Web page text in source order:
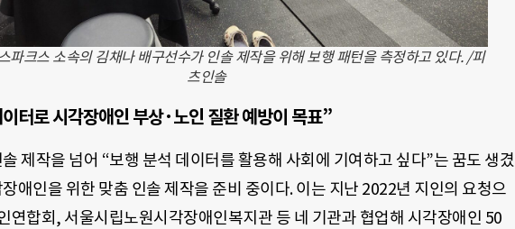
파크스 소속의 김채나 배구선수가 인솔 제작을 위해 보행 패턴을 측정하고 있다. /피
츠인솔
터로 시각장애인 부상·노인 질환 예방이 목표”
제작을 넘어 “보행 분석 데이터를 활용해 사회에 기여하고 싶다”는 꿈도 생겼
애인을 위한 맞춤 인솔 제작을 준비 중이다. 이는 지난 2022년 지인의 요청으
연합회, 서울시립노원시각장애인복지관 등 네 기관과 협업해 시각장애인 50